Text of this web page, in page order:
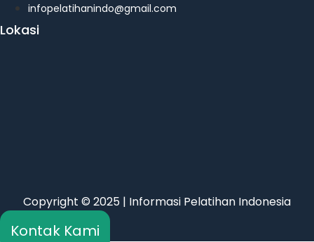
infopelatihanindo@gmail.com
Lokasi
Copyright © 2025 | Informasi Pelatihan Indonesia
Kontak Kami